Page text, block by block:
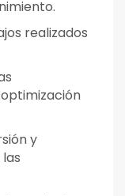
realizados
y